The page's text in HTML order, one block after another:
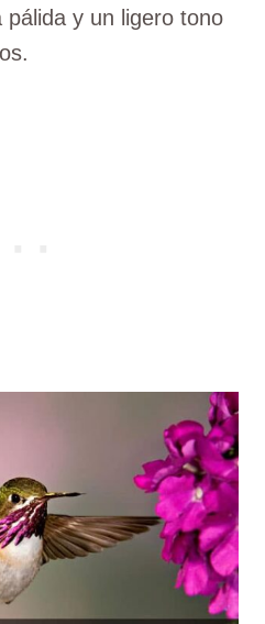
y un ligero tono